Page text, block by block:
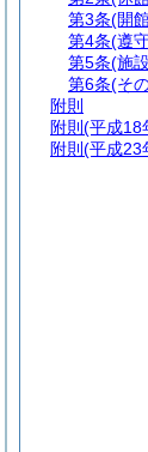
第3条(開
第4条(遵
第5条(施
第6条(そ
附則
附則 (平成18
附則 (平成23